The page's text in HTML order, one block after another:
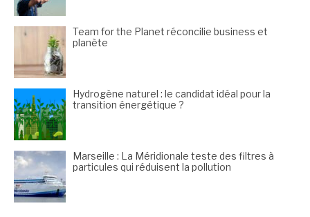
Team for the Planet réconcilie business et
planète
Hydrogène naturel : le candidat idéal pour la
transition énergétique ?
Marseille : La Méridionale teste des filtres à
particules qui réduisent la pollution